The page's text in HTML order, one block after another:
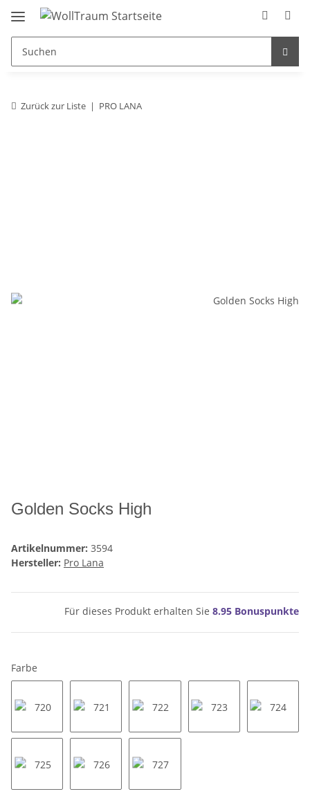
Zurück zur Liste PRO LANA
Golden Socks High
Artikelnummer: 3594
Hersteller: Pro Lana
Für dieses Produkt erhalten Sie 8.95 Bonuspunkte
Farbe
720 721 722